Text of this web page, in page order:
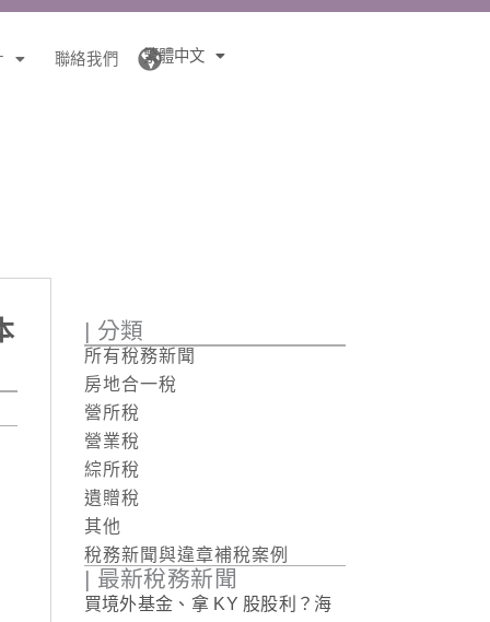
聯絡我們 繁體中文
| 分類
所有稅務新聞
房地合一稅
營所稅
營業稅
綜所稅
遺贈稅
其他
稅務新聞與違章補稅案例
| 最新稅務新聞
買境外基金、拿 KY 股股利？海